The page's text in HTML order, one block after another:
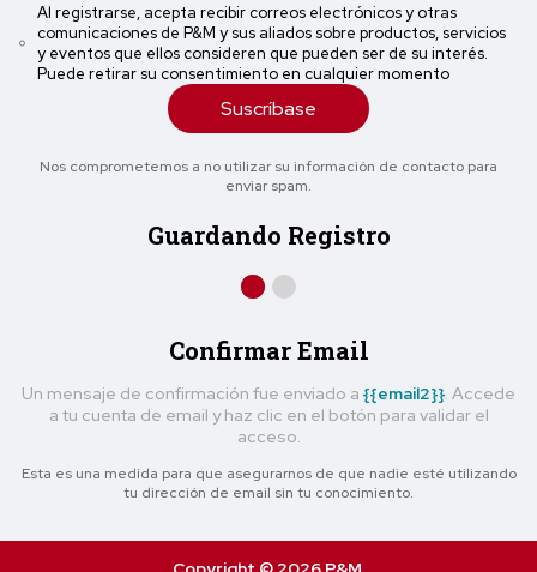
Al registrarse, acepta recibir correos electrónicos y otras
comunicaciones de P&M y sus aliados sobre productos, servicios
y eventos que ellos consideren que pueden ser de su interés.
Puede retirar su consentimiento en cualquier momento
Suscríbase
Nos comprometemos a no utilizar su información de contacto para
enviar spam.
Guardando Registro
Confirmar Email
Un mensaje de confirmación fue enviado a {{email2}} . Accede
a tu cuenta de email y haz clic en el botón para validar el
acceso.
Esta es una medida para que asegurarnos de que nadie esté utilizando
tu dirección de email sin tu conocimiento.